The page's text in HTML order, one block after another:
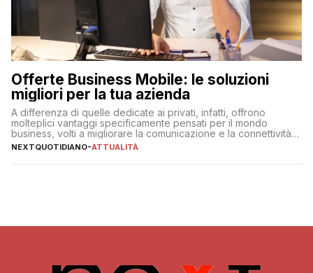
Offerte Business Mobile: le soluzioni
migliori per la tua azienda
A differenza di quelle dedicate ai privati, infatti, offrono
molteplici vantaggi specificamente pensati per il mondo
business, volti a migliorare la comunicazione e la connettività
degli utenti
NEXTQUOTIDIANO-ATTUALITÀ